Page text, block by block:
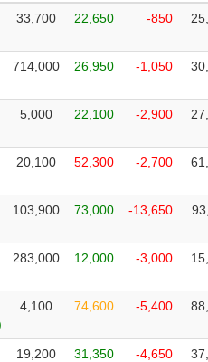
33,700 22,650 -850
714,000 26,950 -1,050
5,000 22,100 -2,900
20,100 52,300 -2,700
103,900 73,000 -13,650
283,000 12,000 -3,000
4,100 74,600 -5,400
19,200 31,350 -4,650